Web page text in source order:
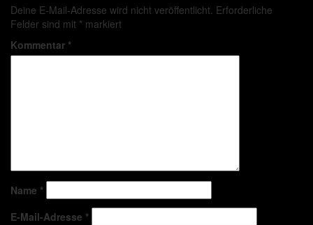
Deine E-Mail-Adresse wird nicht veröffentlicht. Erforderliche
Felder sind mit * markiert
Kommentar *
Name *
E-Mail-Adresse *